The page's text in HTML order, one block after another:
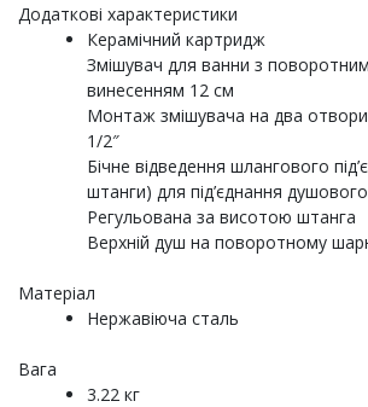
Додаткові характеристики
Керамічний картридж
Змішувач для ванни з
винесенням 12 см
Монтаж змішувача на два отвори
1/2″
Бічне відведення шлангового
штанги) для під’єднання
Регульована за висотою штанга
Верхній душ на поворотному
Матеріал
Нержавіюча сталь
Вага
3.22 кг